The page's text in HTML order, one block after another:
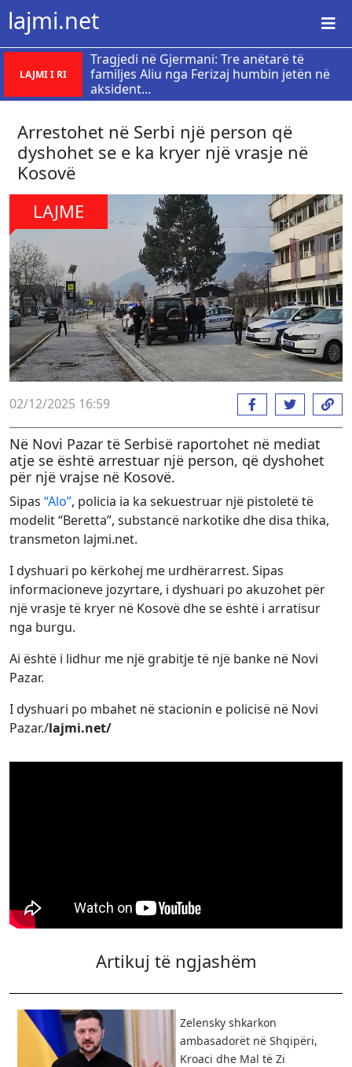
lajmi.net
LAJMI I RI
Tragjedi në Gjermani: Tre anëtarë të
familjes Aliu nga Ferizaj humbin jetën në
aksident...
Arrestohet në Serbi një person që
dyshohet se e ka kryer një vrasje në
Kosovë
LAJME
02/12/2025 16:59
Në Novi Pazar të Serbisë raportohet në mediat
atje se është arrestuar një person, që dyshohet
për një vrajse në Kosovë.
Sipas “Alo”, policia ia ka sekuestruar një pistoletë të
modelit “Beretta”, substancë narkotike dhe disa thika,
transmeton lajmi.net.
I dyshuari po kërkohej me urdhërarrest. Sipas
informacioneve jozyrtare, i dyshuari po akuzohet për
një vrasje të kryer në Kosovë dhe se është i arratisur
nga burgu.
Ai është i lidhur me një grabitje të një banke në Novi
Pazar.
I dyshuari po mbahet në stacionin e policisë në Novi
Pazar./lajmi.net/
Artikuj të ngjashëm
Zelensky shkarkon
ambasadorët në Shqipëri,
Kroaci dhe Mal të Zi